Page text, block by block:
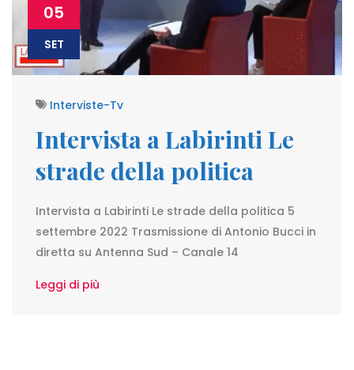
05
SET
Interviste-Tv
Intervista a Labirinti Le
strade della politica
Intervista a Labirinti Le strade della politica 5
settembre 2022 Trasmissione di Antonio Bucci in
diretta su Antenna Sud – Canale 14
Leggi di più